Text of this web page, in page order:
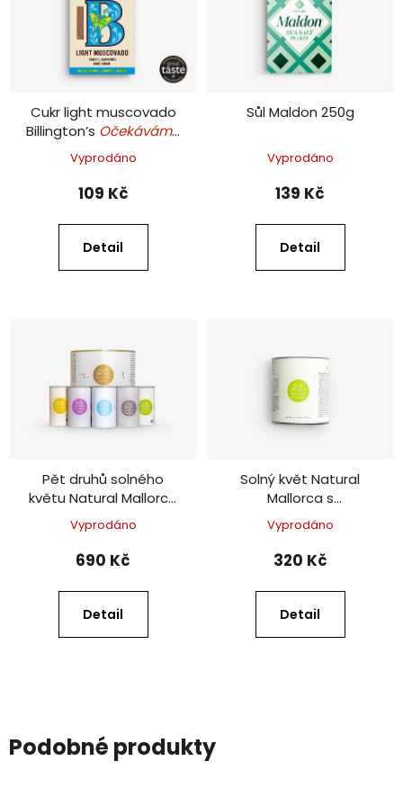
Cukr light muscovado
Billington’s Očekáváme
v druhé polovině srpna
Vyprodáno
109 Kč
Detail
Sůl Maldon 250g
Vyprodáno
139 Kč
Detail
Pět druhů solného
květu Natural Mallorca
v dárkové sadě – 5 x
50 g
Vyprodáno
690 Kč
Detail
Solný květ Natural
Mallorca s
provensálskými
bylinkami BIO – 150 g
Vyprodáno
320 Kč
Detail
Podobné produkty